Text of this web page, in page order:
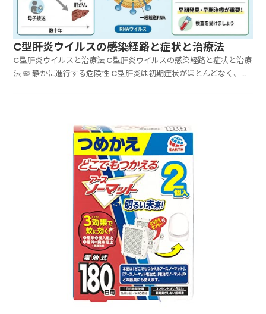
C型肝炎ウイルスの感染経路と症状と治療法
C型肝炎ウイルスと治療法 C型肝炎ウイルスの感染経路と症状と治療
法 🦠 静かに進行する危険性 C型肝炎は初期症状がほとんどなく、自